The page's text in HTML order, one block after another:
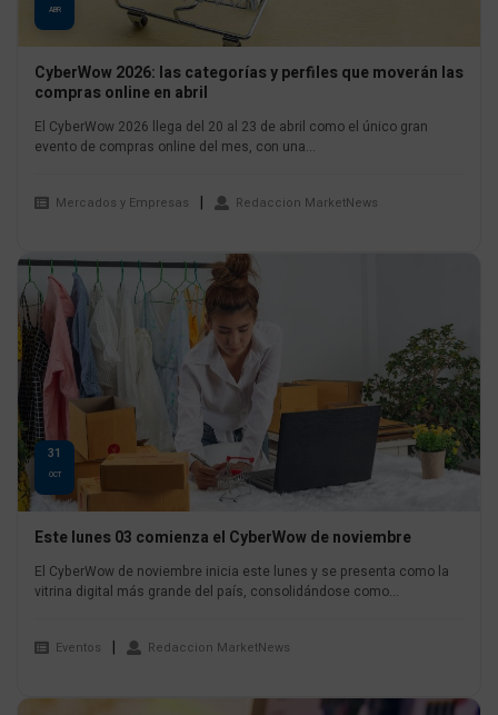
ABR
CyberWow 2026: las categorías y perfiles que moverán las
compras online en abril
El CyberWow 2026 llega del 20 al 23 de abril como el único gran
evento de compras online del mes, con una...
Mercados y Empresas Redaccion MarketNews
31
OCT
Este lunes 03 comienza el CyberWow de noviembre
El CyberWow de noviembre inicia este lunes y se presenta como la
vitrina digital más grande del país, consolidándose como...
Eventos Redaccion MarketNews